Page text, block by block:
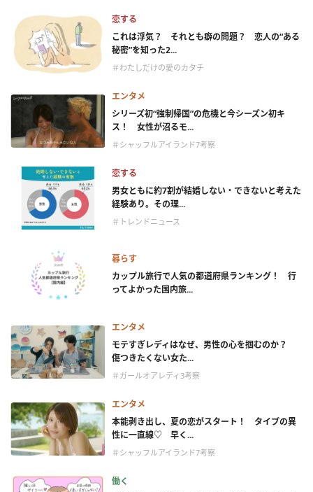
恋する
これは浮気？ それとも癖の問題？ 恋人の“ある
秘密”を知った2...
＃わたしだけの愛のカタチ
エンタメ
シリーズ初“強制帰国”の危機と今シーズン初キ
ス！ 女性が沼るモ...
＃シャッフルアイランド7考察
恋する
男女ともに約7割が結婚しない・できないと考えた
経験あり。その理...
＃トレンドニュース
暮らす
カップル旅行で人気の都道府県ランキング！ 行
ってよかった国内旅...
エンタメ
モテすぎレディはなぜ、男性の心を掴むのか？
傷つきたくない女た...
＃ガールオアレディ3考察
エンタメ
本能剥き出し、夏の恋がスタート！ タイプの異
性に一直線♡ 早く...
＃シャッフルアイランド7考察
働く